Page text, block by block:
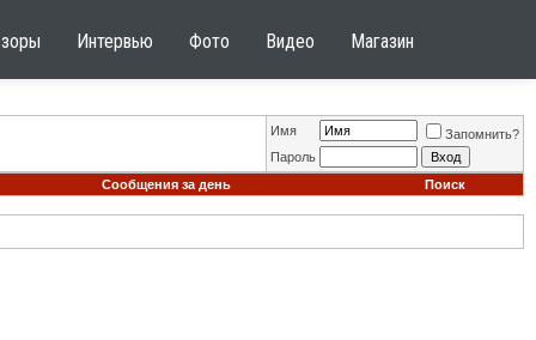
Интервью Фото Видео Магазин
Имя
Запомнить?
Пароль
Сообщения за день
Поиск